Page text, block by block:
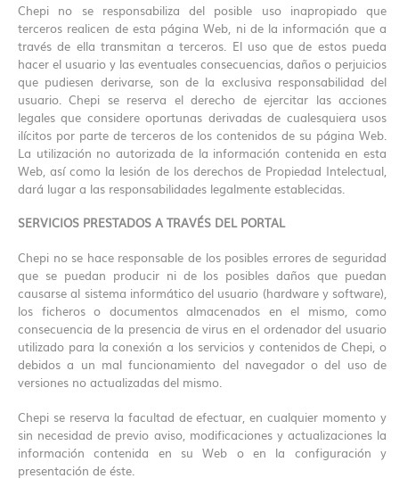
Chepi no se responsabiliza del posible uso inapropiado que
terceros realicen de esta página Web, ni de la información que a
través de ella transmitan a terceros. El uso que de estos pueda
hacer el usuario y las eventuales consecuencias, daños o perjuicios
que pudiesen derivarse, son de la exclusiva responsabilidad del
usuario. Chepi se reserva el derecho de ejercitar las acciones
legales que considere oportunas derivadas de cualesquiera usos
ilícitos por parte de terceros de los contenidos de su página Web.
La utilización no autorizada de la información contenida en esta
Web, así como la lesión de los derechos de Propiedad Intelectual,
dará lugar a las responsabilidades legalmente establecidas.
SERVICIOS PRESTADOS A TRAVÉS DEL PORTAL
Chepi no se hace responsable de los posibles errores de seguridad
que se puedan producir ni de los posibles daños que puedan
causarse al sistema informático del usuario (hardware y software),
los ficheros o documentos almacenados en el mismo, como
consecuencia de la presencia de virus en el ordenador del usuario
utilizado para la conexión a los servicios y contenidos de Chepi, o
debidos a un mal funcionamiento del navegador o del uso de
versiones no actualizadas del mismo.
Chepi se reserva la facultad de efectuar, en cualquier momento y
sin necesidad de previo aviso, modificaciones y actualizaciones la
información contenida en su Web o en la configuración y
presentación de éste.